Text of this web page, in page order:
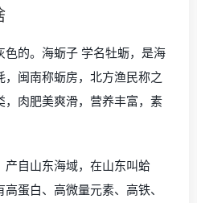
的。海蛎子 学名牡蛎，是海
闽南称蛎房，北方渔民称之
，肉肥美爽滑，营养丰富，素
自山东海域，在山东叫蛤
蛋白、高微量元素、高铁、